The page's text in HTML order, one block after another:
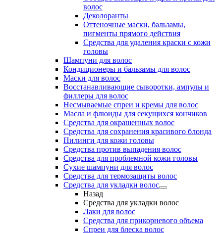
волос
Деколоранты
Оттеночные маски, бальзамы,
пигменты прямого действия
Средства для удаления краски с кожи
головы
Шампуни для волос
Кондиционеры и бальзамы для волос
Маски для волос
Восстанавливающие сыворотки, ампулы и
филлеры для волос
Несмываемые спреи и кремы для волос
Масла и флюиды для секущихся кончиков
Средства для окрашенных волос
Средства для сохранения красивого блонда
Пилинги для кожи головы
Средства против выпадения волос
Средства для проблемной кожи головы
Сухие шампуни для волос
Средства для термозащиты волос
Средства для укладки волос
Назад
Средства для укладки волос
Лаки для волос
Средства для прикорневого объема
Спреи для блеска волос